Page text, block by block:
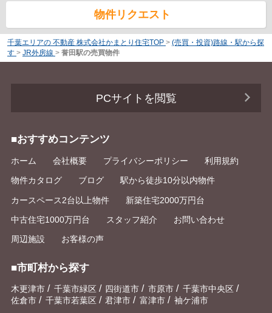
物件リクエスト
千葉エリアの 不動産 株式会社かまとり住宅TOP > (売買・投資)路線・駅から探
す > JR外房線 > 誉田駅の売買物件
PCサイトを閲覧
■おすすめコンテンツ
ホーム 会社概要 プライバシーポリシー 利用規約
物件カタログ ブログ 駅から徒歩10分以内物件
カースペース2台以上物件 新築住宅2000万円台
中古住宅1000万円台 スタッフ紹介 お問い合わせ
周辺施設 お客様の声
■市町村から探す
木更津市 / 千葉市緑区 / 四街道市 / 市原市 / 千葉市中央区 /
佐倉市 / 千葉市若葉区 / 君津市 / 富津市 / 袖ケ浦市